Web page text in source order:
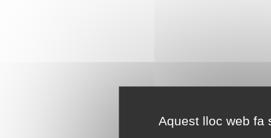
Aquest lloc web fa